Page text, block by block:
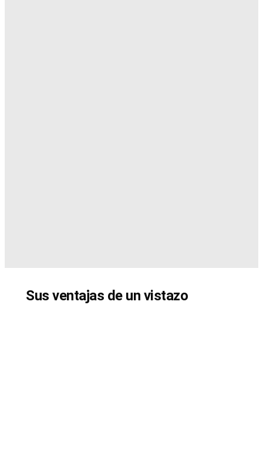
Sus ventajas de un vistazo